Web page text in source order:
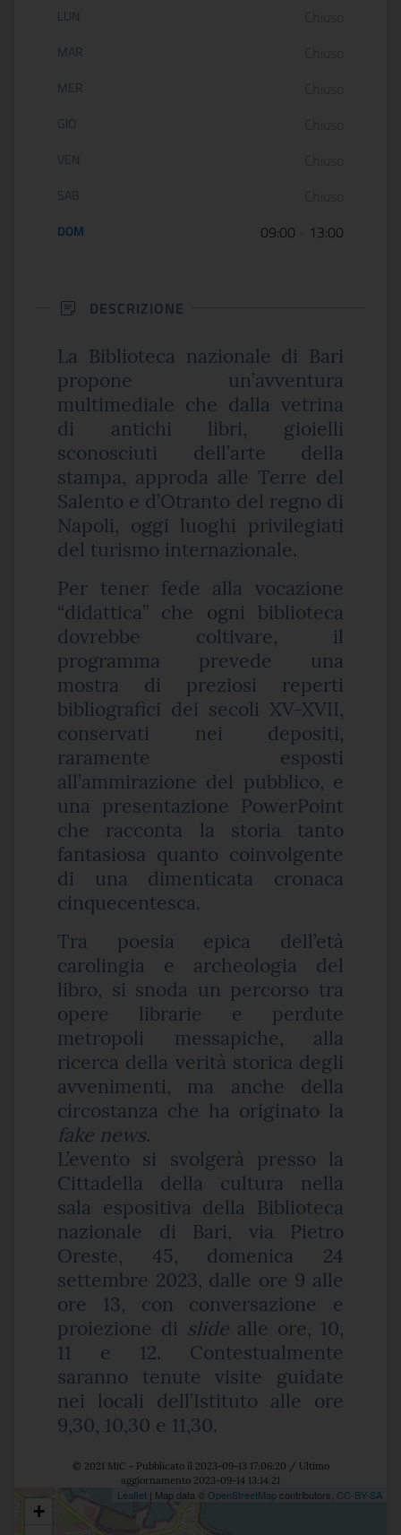
Orario di apertura:
LUN
MAR
MER
GIO
VEN
SAB
DOM 09:00 13:00
DESCRIZIONE
La Biblioteca nazionale di Bari
propone un’avventura
multimediale che dalla vetrina
di antichi libri, gioielli
sconosciuti dell’arte della
stampa, approda alle Terre del
Salento e d’Otranto del regno di
Napoli, oggi luoghi privilegiati
del turismo internazionale.
Per tener fede alla vocazione
“didattica” che ogni biblioteca
dovrebbe coltivare, il
programma prevede una
mostra di preziosi reperti
bibliografici dei secoli XV-XVII,
conservati nei depositi,
raramente esposti
all’ammirazione del pubblico, e
una presentazione PowerPoint
che racconta la storia tanto
fantasiosa quanto coinvolgente
di una dimenticata cronaca
cinquecentesca.
Tra poesia epica dell’età
carolingia e archeologia del
libro, si snoda un percorso tra
opere librarie e perdute
metropoli messapiche, alla
ricerca della verità storica degli
avvenimenti, ma anche della
circostanza che ha originato la
fake news.
L’evento si svolgerà presso la
Cittadella della cultura nella
sala espositiva della Biblioteca
nazionale di Bari, via Pietro
Oreste, 45, domenica 24
settembre 2023, dalle ore 9 alle
ore 13, con conversazione e
proiezione di slidealle ore, 10,
11 e 12. Contestualmente
saranno tenute visite guidate
nei locali dell’Istituto alle ore
9,30, 10,30 e 11,30.
© 2021 MiC - Pubblicato il 2023-09-13 17:06:20 / Ultimo
aggiornamento 2023-09-14 13:14:21
+
Leaflet | Map data © OpenStreetMap contributors, CC-BY-SA